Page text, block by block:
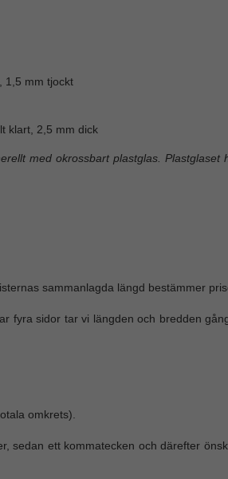
1,5 mm tjockt
klart, 2,5 mm dick
med okrossbart plastglas. Plastglaset
sammanlagda längd bestämmer
fyra sidor tar vi längden och bredden
omkrets).
sedan ett kommatecken och därefter